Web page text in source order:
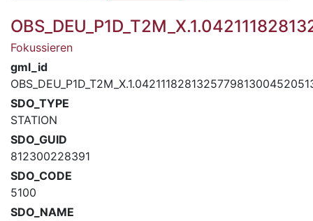
Fokussieren
gml_id
SDO_TYPE
STATION
SDO_GUID
812300228391
SDO_CODE
5100
SDO_NAME